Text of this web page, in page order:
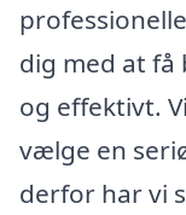
dig med at
og effektivt.
vælge en
derfor har vi